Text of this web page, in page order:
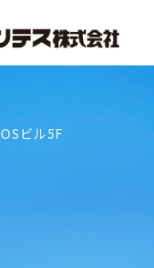
ビル5F